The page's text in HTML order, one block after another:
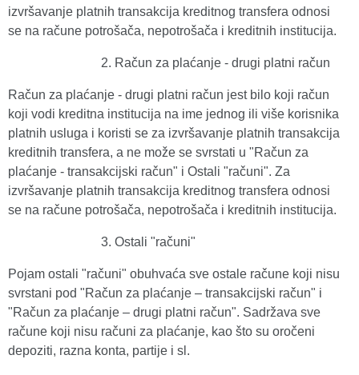
izvršavanje platnih transakcija kreditnog transfera odnosi
se na račune potrošača, nepotrošača i kreditnih institucija.
Račun za plaćanje - drugi platni račun
Račun za plaćanje - drugi platni račun jest bilo koji račun
koji vodi kreditna institucija na ime jednog ili više korisnika
platnih usluga i koristi se za izvršavanje platnih transakcija
kreditnih transfera, a ne može se svrstati u "Račun za
plaćanje - transakcijski račun" i Ostali "računi". Za
izvršavanje platnih transakcija kreditnog transfera odnosi
se na račune potrošača, nepotrošača i kreditnih institucija.
Ostali "računi"
Pojam ostali "računi" obuhvaća sve ostale račune koji nisu
svrstani pod "Račun za plaćanje – transakcijski račun" i
"Račun za plaćanje – drugi platni račun". Sadržava sve
račune koji nisu računi za plaćanje, kao što su oročeni
depoziti, razna konta, partije i sl.